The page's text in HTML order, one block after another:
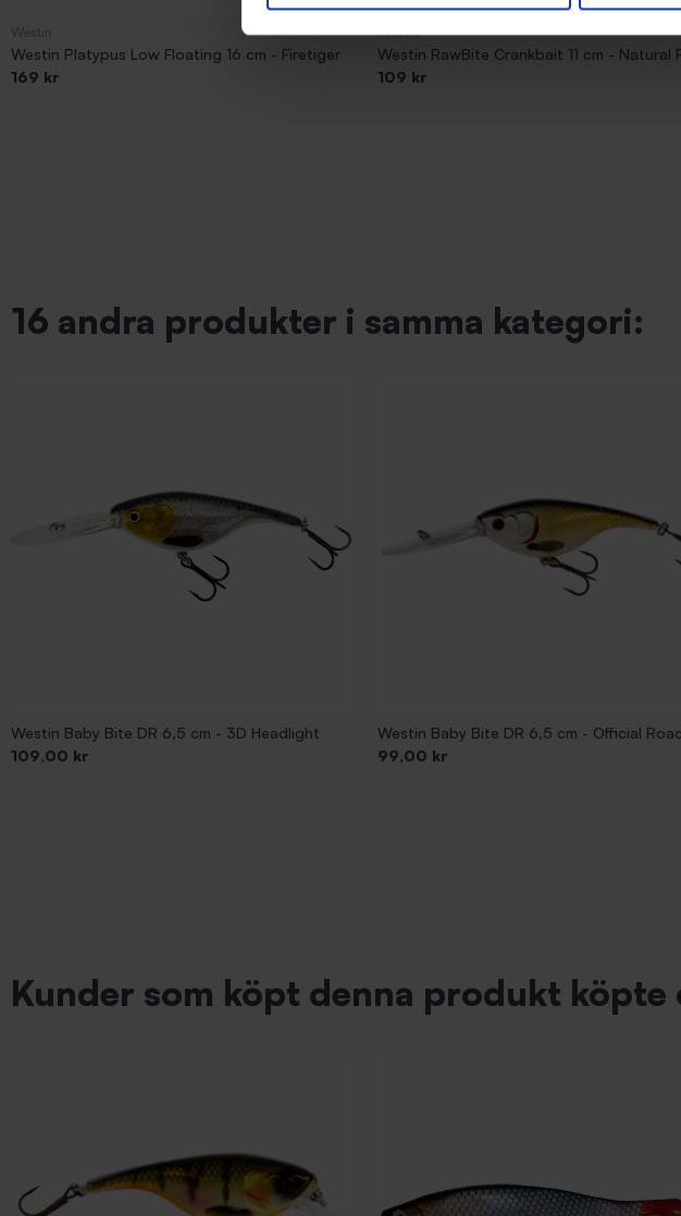
Westin Platypus Low Floating 16 cm - Firetiger
169 kr
Westin
Westin RawBite Crankbait 11 cm - Natural
109 kr
16 andra produkter i samma kategori:
Westin Baby Bite DR 6,5 cm - 3D Headlight
Pris
109,00 kr
Westin Baby Bite DR 6,5 cm - Official
Pris
99,00 kr
Kunder som köpt denna produkt köpte